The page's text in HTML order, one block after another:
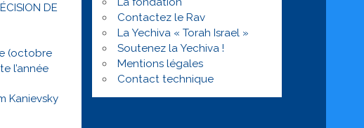
DE
(octobre
l’année
Kanievsky
Contactez le Rav
La Yechiva « Torah Israel »
Soutenez la Yechiva !
Mentions légales
Contact technique